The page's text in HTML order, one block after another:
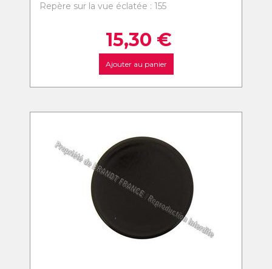
Repère sur la vue éclatée : 155
15,30 €
Ajouter au panier